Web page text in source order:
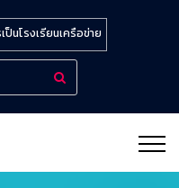
ป็นโรงเรียนเครือข่าย